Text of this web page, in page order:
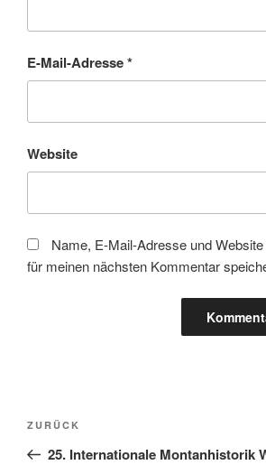
E-Mail-Adresse*
Website
Name, E-Mail-Adresse und
für meinen nächsten Kommentar
Beitragsnavigation
Vorheriger
Beitrag
ZURÜCK
25. Internationale Montanhistorik